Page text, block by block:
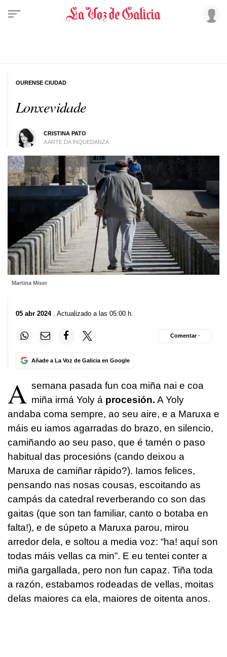
Lonxevidade
CRISTINA PATO
A ARTE DA INQUEDANZA
OURENSE CIUDAD
Martina Miser
05 abr 2024. Actualizado a las 05:00 h.
Añade a La Voz de Galicia en Google
Comentar ·
A semana pasada fun coa miña nai e coa
miña irmá Yoly á procesión. A Yoly
andaba coma sempre, ao seu aire, e a Maruxa e
máis eu iamos agarradas do brazo, en silencio,
camiñando ao seu paso, que é tamén o paso
habitual das procesións (cando deixou a
Maruxa de camiñar rápido?). Iamos felices,
pensando nas nosas cousas, escoitando as
campás da catedral reverberando co son das
gaitas (que son tan familiar, canto o botaba en
falta!), e de súpeto a Maruxa parou, mirou
arredor dela, e soltou a media voz: “ha! aquí son
todas máis vellas ca min”. E eu tentei conter a
miña gargallada, pero non fun capaz. Tiña toda
a razón, estabamos rodeadas de vellas, moitas
delas maiores ca ela, maiores de oitenta anos.